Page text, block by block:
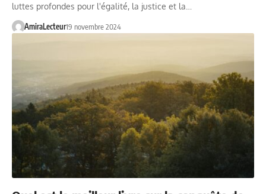
luttes profondes pour l'égalité, la justice et la…
AmiraLecteur19 novembre 2024